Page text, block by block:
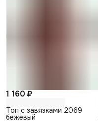
1 160 ₽
Топ с завязками 2069
бежевый